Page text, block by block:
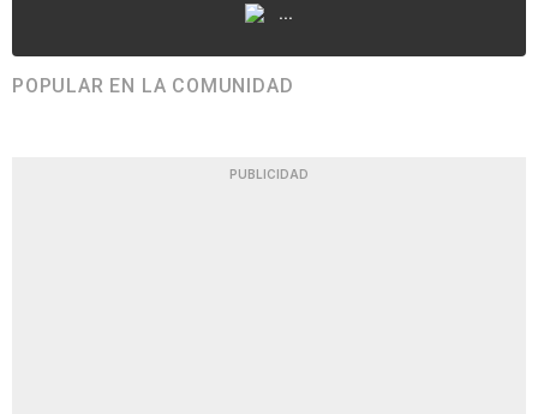
...
POPULAR EN LA COMUNIDAD
PUBLICIDAD